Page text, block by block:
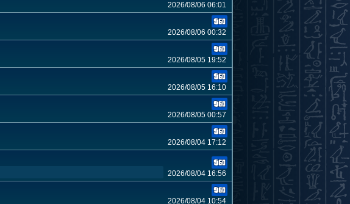
2026/08/06 06:01
2026/08/06 00:32
2026/08/05 19:52
2026/08/05 16:10
2026/08/05 00:57
2026/08/04 17:12
2026/08/04 16:56
2026/08/04 10:54